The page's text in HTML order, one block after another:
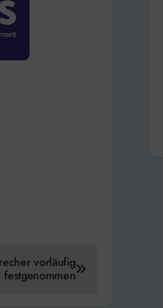
vorläufig
festgenommen